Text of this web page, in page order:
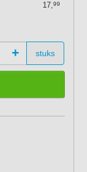
17,99
+ stuks